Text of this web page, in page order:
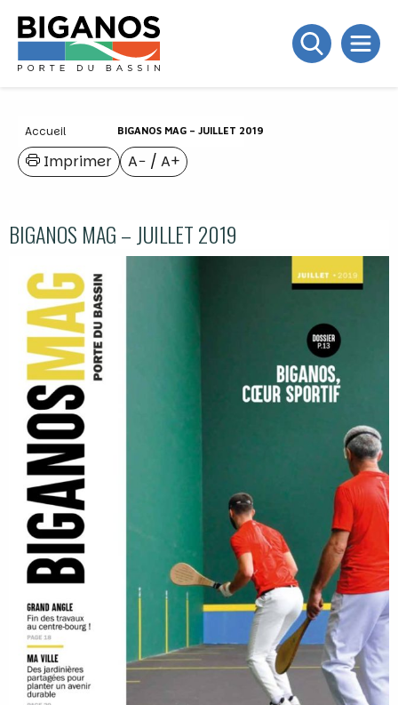
Accueil BIGANOS MAG – JUILLET 2019
A− / A+
Imprimer
BIGANOS MAG – JUILLET 2019